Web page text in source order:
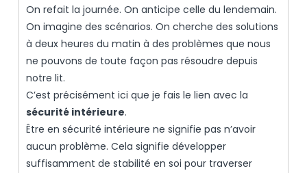
On refait la journée. On anticipe celle du lendemain.
On imagine des scénarios. On cherche des solutions
à deux heures du matin à des problèmes que nous
ne pouvons de toute façon pas résoudre depuis
notre lit.
C’est précisément ici que je fais le lien avec la
sécurité intérieure.
Être en sécurité intérieure ne signifie pas n’avoir
aucun problème. Cela signifie développer
suffisamment de stabilité en soi pour traverser